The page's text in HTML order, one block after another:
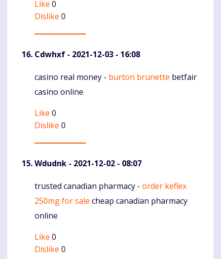
Like 0
Dislike 0
Cdwhxf - 2021-12-03 - 16:08
Komentaras
casino real money - burton brunette betfair
casino online
Like 0
Dislike 0
Wdudnk - 2021-12-02 - 08:07
Komentaras
trusted canadian pharmacy - order keflex
250mg for sale cheap canadian pharmacy
online
Like 0
Dislike 0